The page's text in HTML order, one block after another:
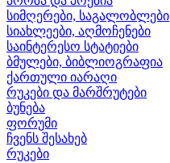
სიმღერები, საგალობლები
სიახლეები, აღმოჩენები
საინტერესო სტატიები
ბმულები, ბიბლიოგრაფია
ქართული იარაღი
რუკები და მარშრუტები
ბუნება
ფორუმი
ჩვენს შესახებ
რუკები